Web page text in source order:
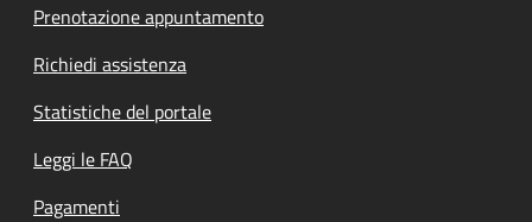
Prenotazione appuntamento
Richiedi assistenza
Statistiche del portale
Leggi le FAQ
Pagamenti